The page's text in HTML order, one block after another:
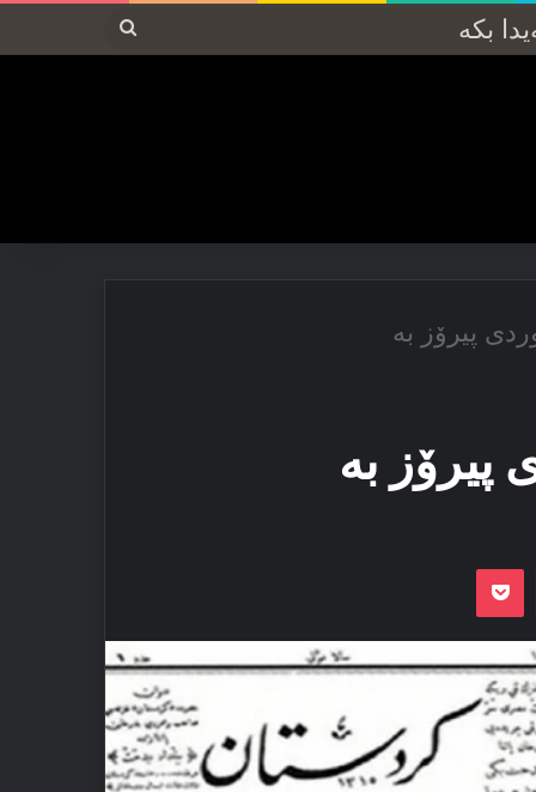
پەیدا
پیرۆز بە
پیرۆز بە
Odnoklassniki
Pocket